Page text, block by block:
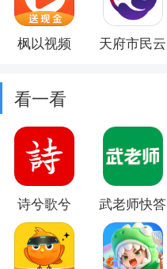
枫以视频 天府市民云
看一看
诗兮歌兮 武老师快答